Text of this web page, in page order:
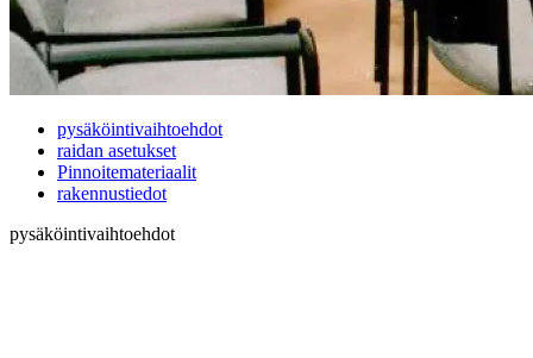
pysäköintivaihtoehdot
raidan asetukset
Pinnoitemateriaalit
rakennustiedot
pysäköintivaihtoehdot